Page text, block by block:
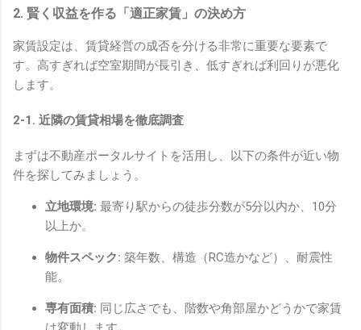
2. 賢く収益を作る「適正家賃」の決め方
家賃設定は、賃貸経営の成否を分ける非常に重要な要素で
す。高すぎれば空室期間が長引き、低すぎれば利回りが悪化
します。
2-1. 近隣の賃貸相場を徹底調査
まずは不動産ポータルサイトを活用し、以下の条件が近い物
件を探してみましょう。
立地環境: 最寄り駅からの徒歩分数が5分以内か、10分
以上か。
物件スペック: 築年数、構造（RC造かなど）、耐震性
能。
専有面積: 同じ広さでも、階数や角部屋かどうかで家賃